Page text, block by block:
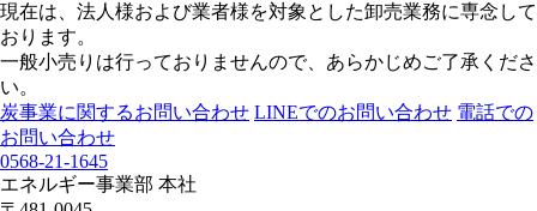
現在は、法人様および業者様を対象とした卸売業務に専念して
おります。
一般小売りは行っておりませんので、あらかじめご了承くださ
い。
炭事業に関するお問い合わせ LINEでのお問い合わせ 電話での
お問い合わせ
0568-21-1645
エネルギー事業部 本社